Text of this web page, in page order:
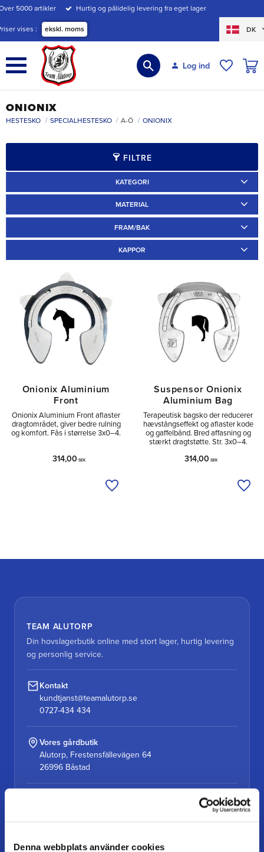
Denna webbplats använder cookies
Menu
5000 artikler Hurtig og pålidelig levering fra eget lager
vises ekskl. moms DK
Log ind
ONIONIX
HESTESKO SPECIALHESTESKO A-Ö ONIONIX
FILTRE
KAPPOR
KATEGORI
MATERIAL
FRAM/BAK
Onionix Aluminium
Front
Onionix Aluminium Front aflaster
dragtområdet, giver bedre rulning
og komfort. Fås i størrelse 3x0–4.
314,00 SEK
Tilføj til ønskeliste
Suspensor Onionix
Aluminium Bag
Terapeutisk bagsko der reducerer
hævstångseffekt og aflaster kode
og gaffelbånd. Bred affasning og
stærkt dragtstøtte. Str. 3x0–4.
314,00 SEK
TEAM ALUTORP
Din hovslagerbutik online med stort lager, hurtig levering
og personlig service.
Kontakt
kundtjanst@teamalutorp.se
0727-434 434
Vores gårdbutik
Alutorp, Frestensfällevägen 64
26996 Båstad